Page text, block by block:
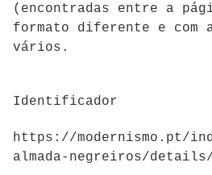
(encontradas entre a
formato diferente e com
vários.
Identificador
https://modernismo.pt/
almada-negreiros/details/